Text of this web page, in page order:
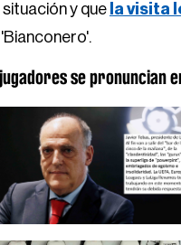
y que la visita
se pronuncian